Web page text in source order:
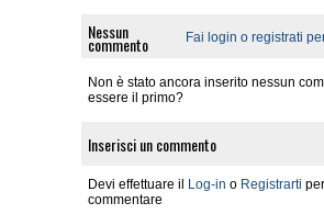
Nessun
commento Fai login o registrati
Non è stato ancora inserito nessun
essere il primo?
Inserisci un commento
Devi effettuare il Log-in o Registrarti
commentare